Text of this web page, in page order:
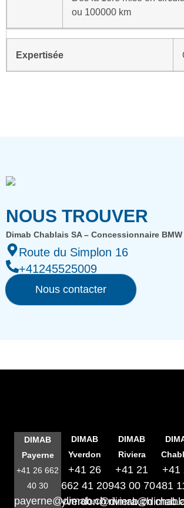
ou 100000 km
Expertisée
NOUS TROUVER
Dimab Chablais SA – Concessionnaire BMW
Route du Simplon 16
+41245525009
Nous contacter
DIMAB
Payerne
+41 26 662
40 30
payerne@dimab.ch
DIMAB
Yverdon
+41 26
662 41 20
yverdon@dimab.ch
DIMAB
Riviera
+41 21
943 00 70
+41
481